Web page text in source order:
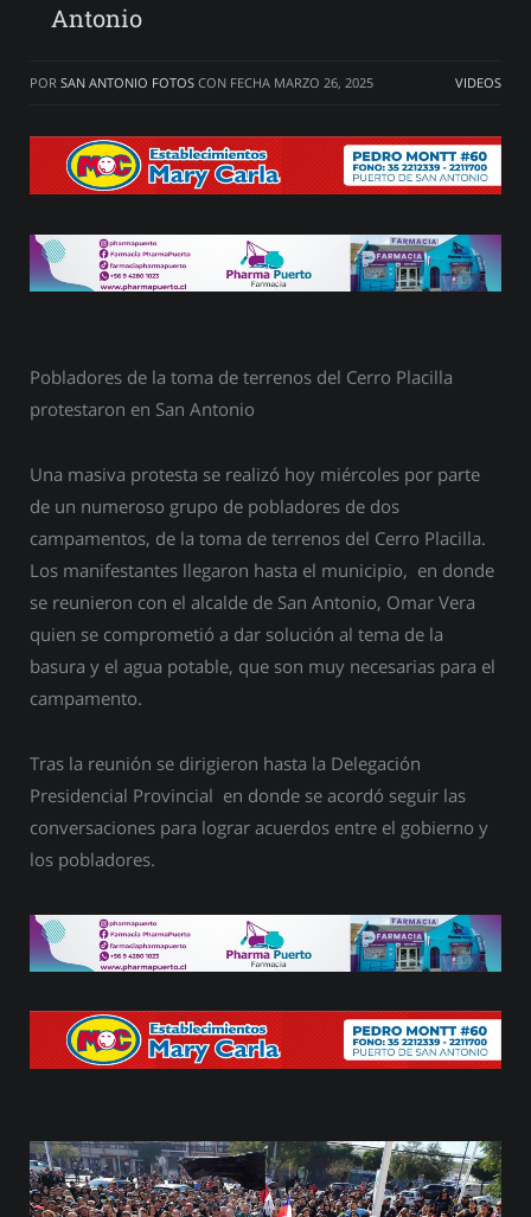
Antonio
POR SAN ANTONIO FOTOS CON FECHA MARZO 26, 2025 VIDEOS
Pobladores de la toma de terrenos del Cerro Placilla
protestaron en San Antonio
Una masiva protesta se realizó hoy miércoles por parte
de un numeroso grupo de pobladores de dos
campamentos, de la toma de terrenos del Cerro Placilla.
Los manifestantes llegaron hasta el municipio, en donde
se reunieron con el alcalde de San Antonio, Omar Vera
quien se comprometió a dar solución al tema de la
basura y el agua potable, que son muy necesarias para el
campamento.
Tras la reunión se dirigieron hasta la Delegación
Presidencial Provincial en donde se acordó seguir las
conversaciones para lograr acuerdos entre el gobierno y
los pobladores.